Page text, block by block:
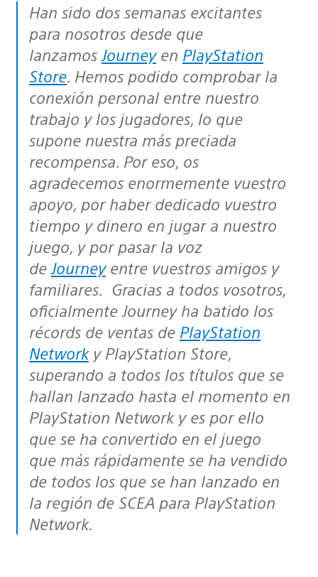
Han sido dos semanas excitantes
para nosotros desde que
lanzamos Journeyen PlayStation
Store. Hemos podido comprobar la
conexión personal entre nuestro
trabajo y los jugadores, lo que
supone nuestra más preciada
recompensa. Por eso, os
agradecemos enormemente vuestro
apoyo, por haber dedicado vuestro
tiempo y dinero en jugar a nuestro
juego, y por pasar la voz
de Journeyentre vuestros amigos y
familiares. Gracias a todos vosotros,
oficialmente Journey ha batido los
récords de ventas de PlayStation
Networky PlayStation Store,
superando a todos los títulos que se
hallan lanzado hasta el momento en
PlayStation Network y es por ello
que se ha convertido en el juego
que más rápidamente se ha vendido
de todos los que se han lanzado en
la región de SCEA para PlayStation
Network.